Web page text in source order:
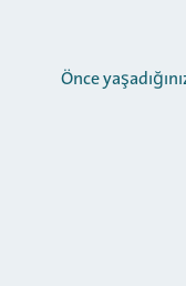
Önce